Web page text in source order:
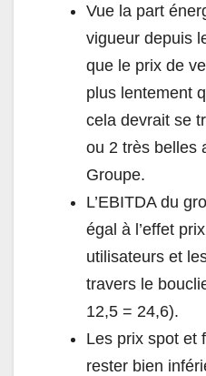
Vue la part
vigueur depuis
que le prix de
plus lentement
cela devrait se
ou 2 très belles
Groupe.
L’EBITDA du
égal à l’effet
utilisateurs et
travers le
12,5 = 24,6).
Les prix spot et
rester bien